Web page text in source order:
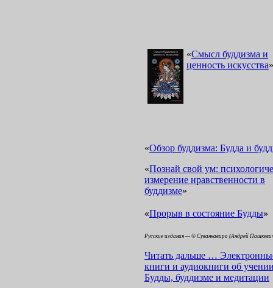
«Смысл буддизма и
ценность искусства»
«Обзор буддизма: Будда и
«Познай свой ум:
измерение нравственности в
буддизме»
«Прорыв в состояние Будды»
Русские издания — © Суваннавира (Андрей
Читать дальше …
книги и аудиокниги об учении
Будды, буддизме и медитации